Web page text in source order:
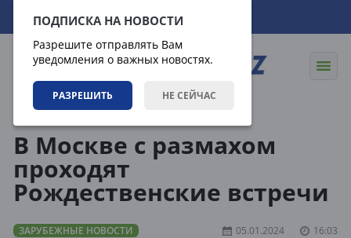
ПОДПИСКА НА НОВОСТИ
Разрешите отправлять Вам
уведомления о важных новостях.
РАЗРЕШИТЬ НЕ СЕЙЧАС
08.08.2026 15:35:20
В Москве с размахом
проходят
Рождественские встречи
ЗАРУБЕЖНЫЕ НОВОСТИ 05.01.2024 16:03